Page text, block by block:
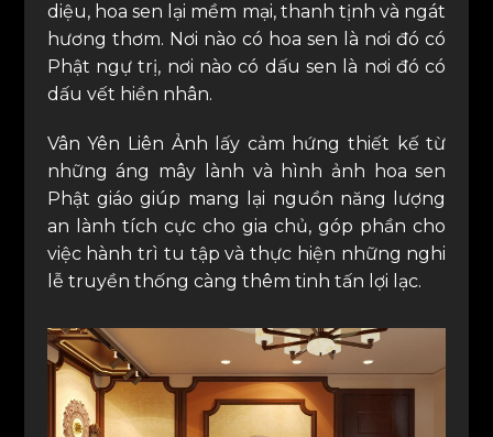
diệu, hoa sen lại mềm mại, thanh tịnh và ngát
hương thơm. Nơi nào có hoa sen là nơi đó có
Phật ngự trị, nơi nào có dấu sen là nơi đó có
dấu vết hiền nhân.
Vân Yên Liên Ảnh lấy cảm hứng thiết kế từ
những áng mây lành và hình ảnh hoa sen
Phật giáo giúp mang lại nguồn năng lượng
an lành tích cực cho gia chủ, góp phần cho
việc hành trì tu tập và thực hiện những nghi
lễ truyền thống càng thêm tinh tấn lợi lạc.